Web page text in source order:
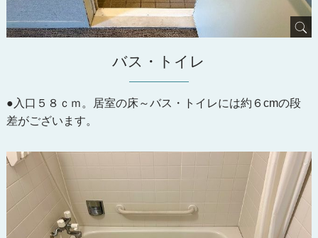
バス・トイレ
●入口５８ｃｍ。居室の床～バス・トイレには約６cmの段
差がございます。